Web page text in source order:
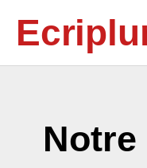
contenu